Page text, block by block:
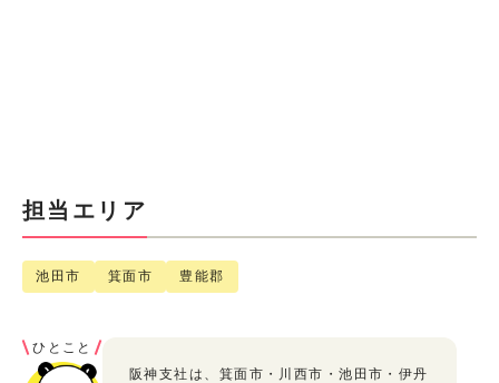
担当エリア
池田市 箕面市 豊能郡
ひとこと
阪神支社は、箕面市・川西市・池田市・伊丹